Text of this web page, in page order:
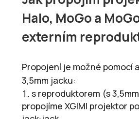
Halo, MoGo a
externím
Propojení je možné pomocí
3,5mm jacku:
s reproduktorem (s
propojíme XGIMI projektor